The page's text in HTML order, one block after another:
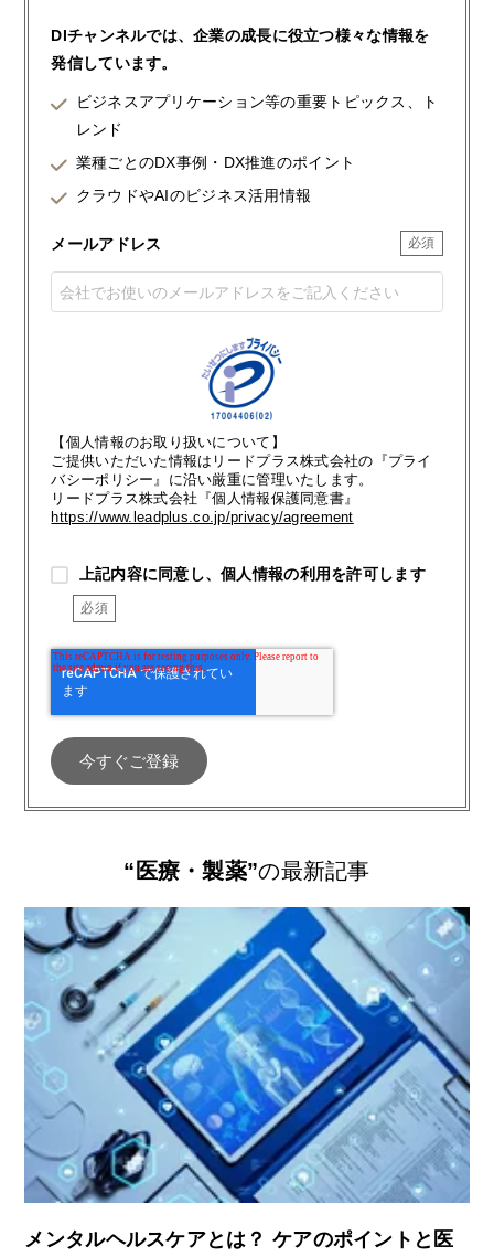
DIチャンネルでは、企業の成長に役立つ様々な情報を
発信しています。
ビジネスアプリケーション等の重要トピックス、ト
レンド
業種ごとのDX事例・DX推進のポイント
クラウドやAIのビジネス活用情報
メールアドレス
【個人情報のお取り扱いについて】
ご提供いただいた情報はリードプラス株式会社の『プライ
バシーポリシー』に沿い厳重に管理いたします。
リードプラス株式会社『個人情報保護同意書』
https://www.leadplus.co.jp/privacy/agreement
上記内容に同意し、個人情報の利用を許可します
“医療・製薬”の最新記事
メンタルヘルスケアとは？ ケアのポイントと医